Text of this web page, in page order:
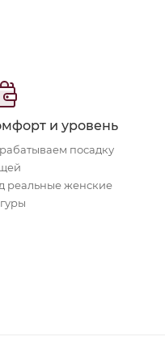
и уровень
посадку
реальные женские